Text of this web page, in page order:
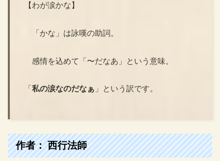
【わが涙かな】
「かな」は詠嘆の助詞。
感情を込めて「〜だなあ」という意味。
「 私の涙なのだなぁ 」という訳です。
作者： 西行法師